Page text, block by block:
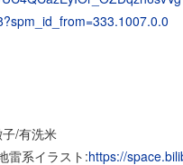
子/有洗米
雷系イラスト:https://